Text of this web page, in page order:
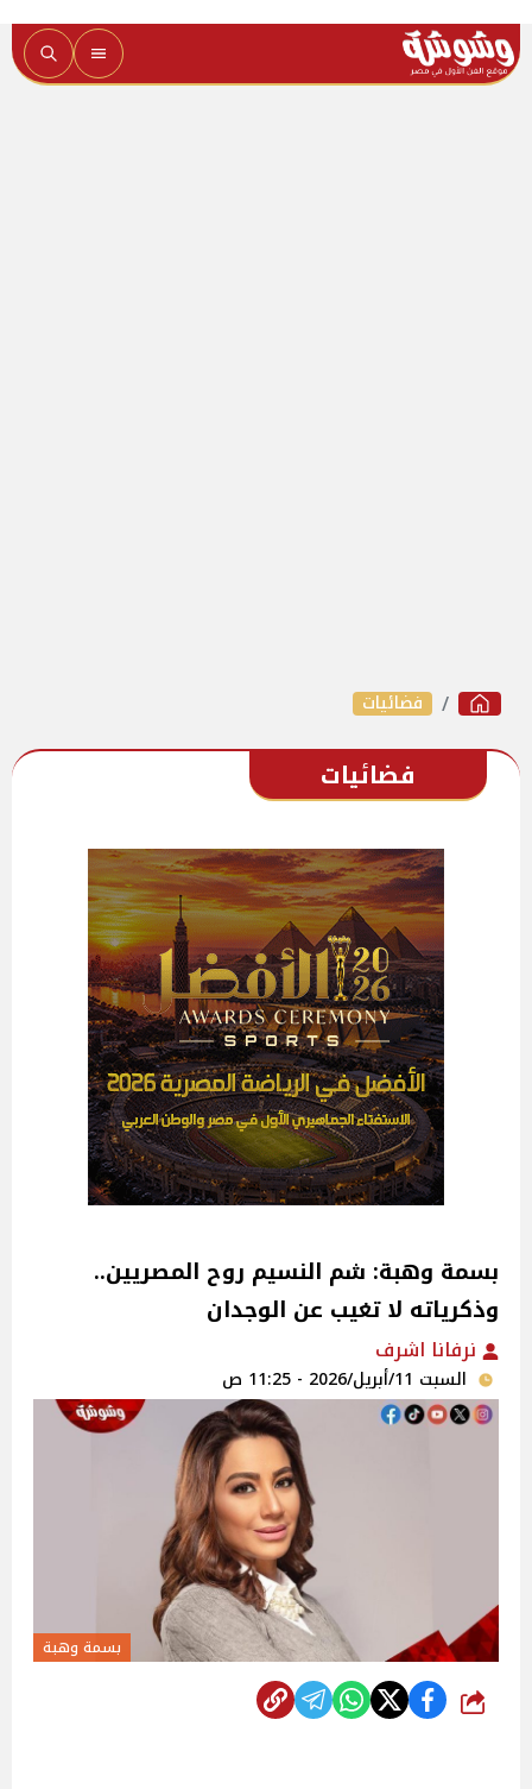
فضائيات
فضائيات
بسمة وهبة: شم النسيم روح المصريين..
وذكرياته لا تغيب عن الوجدان
نرفانا اشرف
السبت 11/أبريل/2026 - 11:25 ص
بسمة وهبة
شارك